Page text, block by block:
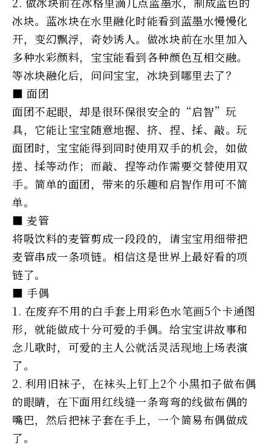
冰块。蓝冰块在水里融化时能看到蓝墨水慢慢化
开，变幻飘浮，奇妙诱人。做冰块前在水里加入
多种水彩颜料，宝宝能看到各种颜色互相交融。
等冰块融化后，问问宝宝，冰块到哪里去了？
■ 面团
面团不起眼，却是很环保很安全的“启智”玩
具，它能让宝宝随意地握、挤、捏、揉、敲。玩
面团时，宝宝能得到同时使用双手的机会，如做
搓、揉等动作；而敲、捏等动作需要交替使用双
手。简单的面团，带来的乐趣和启智作用可不简
单。
■ 麦管
将吸饮料的麦管剪成一段段的，请宝宝用细带把
麦管串成一条项链。相信这是世界上最好看的项
链了。
■ 手偶
1. 在废弃不用的白手套上用彩色水笔画5个卡通图
形，就能做成十分可爱的手偶。给宝宝讲故事和
念儿歌时，可爱的主人公就活灵活现地上场表演
了。
2. 利用旧袜子，在袜头上钉上2个小黑扣子做布偶
的眼睛，在下面用红线缝一条弯弯的线做布偶的
嘴巴，然后把袜子套在手上，一个简易布偶做成
了。